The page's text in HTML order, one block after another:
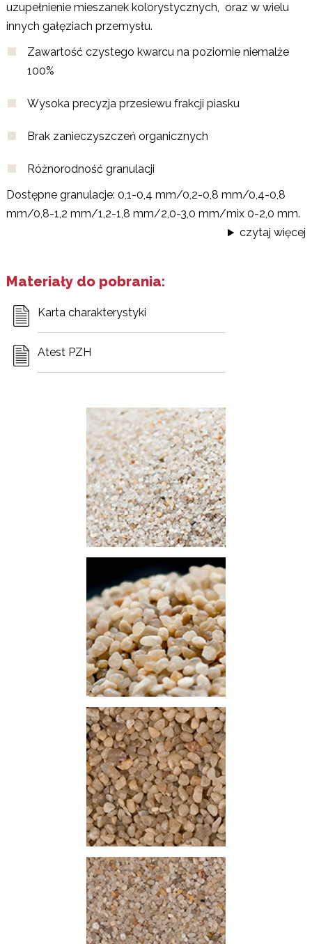
uzupełnienie mieszanek kolorystycznych, oraz w wielu
innych gałęziach przemysłu.
Zawartość czystego kwarcu na poziomie niemalże
100%
Wysoka precyzja przesiewu frakcji piasku
Brak zanieczyszczeń organicznych
Różnorodność granulacji
Dostępne granulacje: 0,1-0,4 mm/0,2-0,8 mm/0,4-0,8
mm/0,8-1,2 mm/1,2-1,8 mm/2,0-3,0 mm/mix 0-2,0 mm.
czytaj więcej
Materiały do pobrania:
Karta charakterystyki
Atest PZH